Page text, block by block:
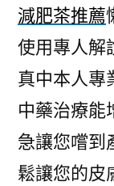
減肥茶推薦
使用專人解
真中本人專
中藥治療能
急讓您嚐到
鬆讓您的皮